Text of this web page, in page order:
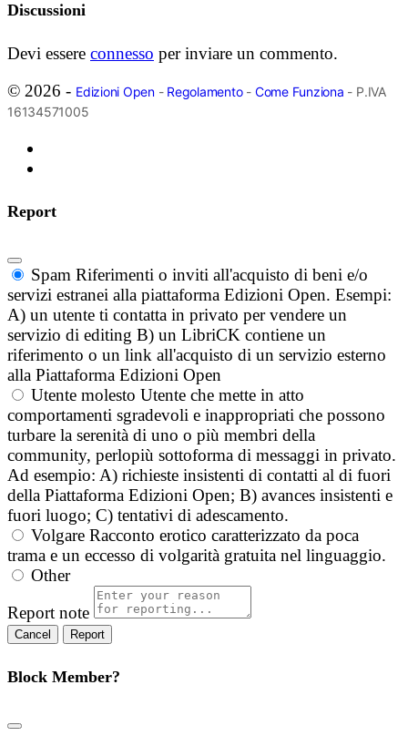
Discussioni
Devi essere connesso per inviare un commento.
© 2026 - Edizioni Open- Regolamento- Come Funziona - P.IVA
16134571005
Report
Spam Riferimenti o inviti all'acquisto di beni e/o
servizi estranei alla piattaforma Edizioni Open. Esempi:
A) un utente ti contatta in privato per vendere un
servizio di editing B) un LibriCK contiene un
riferimento o un link all'acquisto di un servizio esterno
alla Piattaforma Edizioni Open
Utente molesto Utente che mette in atto
comportamenti sgradevoli e inappropriati che possono
turbare la serenità di uno o più membri della
community, perlopiù sottoforma di messaggi in privato.
Ad esempio: A) richieste insistenti di contatti al di fuori
della Piattaforma Edizioni Open; B) avances insistenti e
fuori luogo; C) tentativi di adescamento.
Volgare Racconto erotico caratterizzato da poca
trama e un eccesso di volgarità gratuita nel linguaggio.
Other
Report note
Report
Block Member?